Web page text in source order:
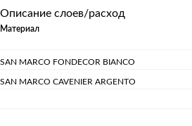
Описание слоев/расход
Материал
SAN MARCO FONDECOR BIANCO
SAN MARCO CAVENIER ARGENTO